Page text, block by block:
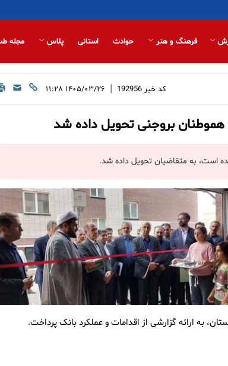
فرهنگ و هنر حوادث استانی پلاس مجله
کد خبر 192956
| ۱۴۰۵/۰۳/۲۶ ۱۱:۲۸
به ارائه گزارشی از اقدامات و عملکرد بانک پرداخت.